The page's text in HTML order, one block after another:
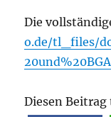
Die
o.de/tl_files/
Diesen